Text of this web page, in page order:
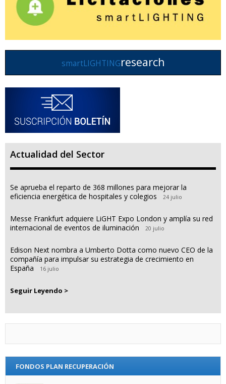
smartLIGHTINGresearch
Actualidad del Sector
Se aprueba el reparto de 368 millones para mejorar la
eficiencia energética de hospitales y colegios
24 julio
Messe Frankfurt adquiere LiGHT Expo London y amplía su red
internacional de eventos de iluminación
20 julio
Edison Next nombra a Umberto Dotta como nuevo CEO de la
compañía para impulsar su estrategia de crecimiento en
España
16 julio
Seguir Leyendo >
FONDOS PLAN RECUPERACIÓN